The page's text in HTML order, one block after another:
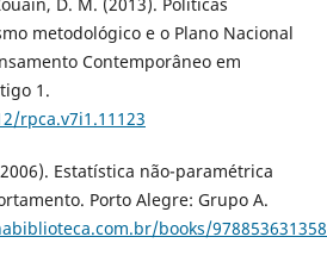
D. M. (2013). Políticas
metodológico e o Plano Nacional
Contemporâneo em
1.
rpca.v7i1.11123
Estatística não-paramétrica
Porto Alegre: Grupo A.
books/